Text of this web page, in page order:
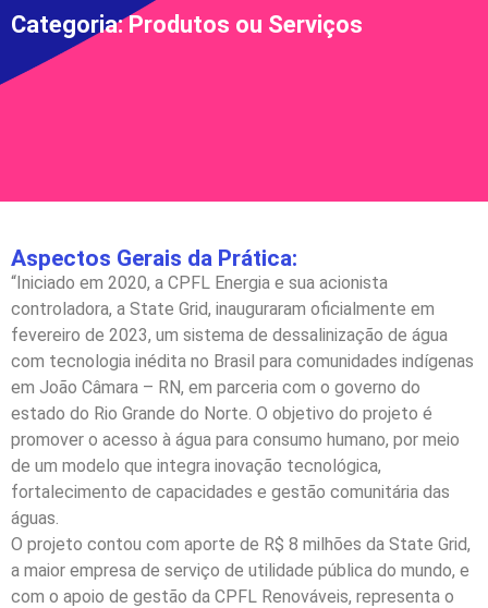
Categoria: Produtos ou Serviços
Aspectos Gerais da Prática:
“Iniciado em 2020, a CPFL Energia e sua acionista
controladora, a State Grid, inauguraram oficialmente em
fevereiro de 2023, um sistema de dessalinização de água
com tecnologia inédita no Brasil para comunidades indígenas
em João Câmara – RN, em parceria com o governo do
estado do Rio Grande do Norte. O objetivo do projeto é
promover o acesso à água para consumo humano, por meio
de um modelo que integra inovação tecnológica,
fortalecimento de capacidades e gestão comunitária das
águas.
O projeto contou com aporte de R$ 8 milhões da State Grid,
a maior empresa de serviço de utilidade pública do mundo, e
com o apoio de gestão da CPFL Renováveis, representa o